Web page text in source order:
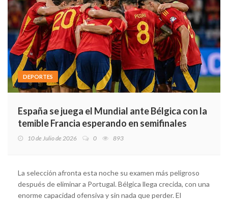
DEPORTES
España se juega el Mundial ante Bélgica con la
temible Francia esperando en semifinales
10 de Julio de 2026 0 893
La selección afronta esta noche su examen más peligroso
después de eliminar a Portugal. Bélgica llega crecida, con una
enorme capacidad ofensiva y sin nada que perder. El